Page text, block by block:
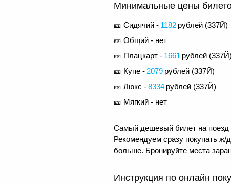
Минимальные цены
🎫 Сидячий - 1182 рублей (337Й)
🎫 Общий - нет
🎫 Плацкарт - 1661 рублей (337Й)
🎫 Купе - 2079 рублей (337Й)
🎫 Люкс -8334 рублей (337Й)
🎫 Мягкий - нет
Самый дешевый билет на поезд
Рекомендуем сразу покупать
больше. Бронируйте места
Инструкция по онлайн